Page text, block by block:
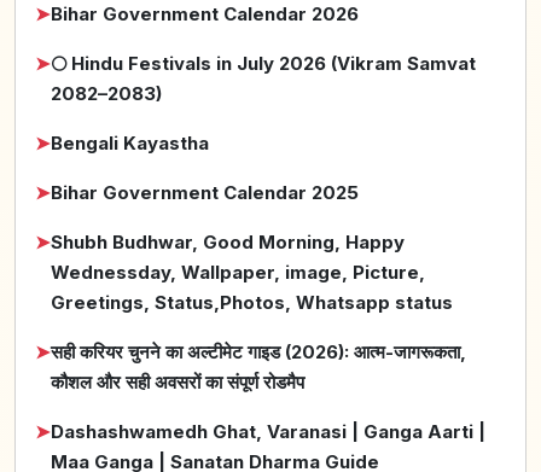
➤Bihar Government Calendar 2026
➤🌕 Hindu Festivals in July 2026 (Vikram Samvat
2082–2083)
➤Bengali Kayastha
➤Bihar Government Calendar 2025
➤Shubh Budhwar, Good Morning, Happy
Wednessday, Wallpaper, image, Picture,
Greetings, Status,Photos, Whatsapp status
➤सही करियर चुनने का अल्टीमेट गाइड (2026): आत्म-जागरूकता,
कौशल और सही अवसरों का संपूर्ण रोडमैप
➤Dashashwamedh Ghat, Varanasi | Ganga Aarti |
Maa Ganga | Sanatan Dharma Guide